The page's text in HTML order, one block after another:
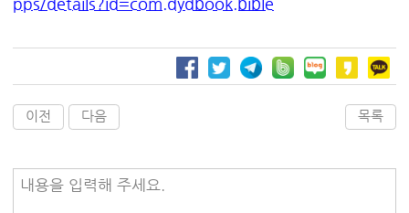
이전 다음 목록
내용을 입력해 주세요.